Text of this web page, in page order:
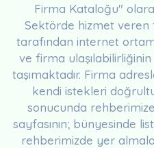
Firma Kataloğu"
Sektörde hizmet veren
tarafından internet
ve firma ulaşılabilirliğinin
taşımaktadır. Firma
kendi istekleri
sonucunda
sayfasının; bünyesinde
rehberimizde yer